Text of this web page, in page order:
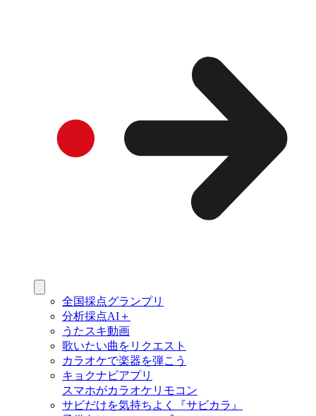
全国採点グランプリ
分析採点AI＋
うたスキ動画
歌いたい曲をリクエスト
カラオケで楽器を弾こう
キョクナビアプリ
スマホがカラオケリモコン
サビだけを気持ちよく『サビカラ』